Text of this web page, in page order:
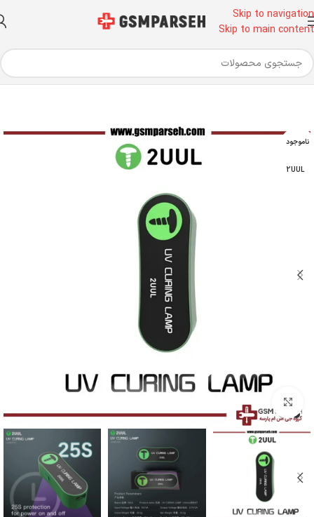
Skip to navigation
Skip to main content
خانه ابزار آلات تعمیرات موبایل ابزار تعمیرات موبایل لامپ UV
ناموجود
2UUL
بزرگنمایی تصویر